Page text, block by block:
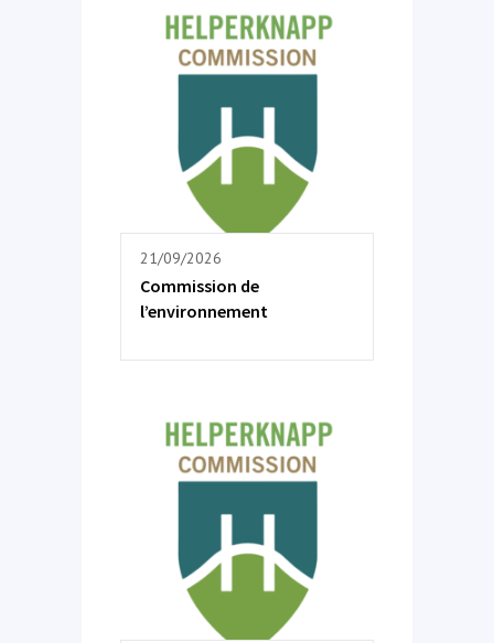
21/09/2026
Commission de
l’environnement